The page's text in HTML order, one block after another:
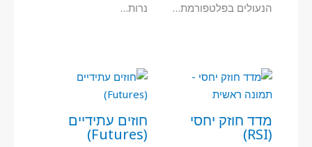
הנעולים בפלטפורמת…
נרות…
מדד חוזק יחסי
(RSI)
חוזים עתידיים
(Futures)